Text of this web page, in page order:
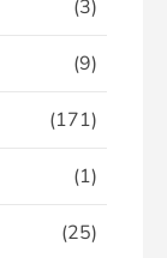
(3)
(9)
(171)
(1)
(25)